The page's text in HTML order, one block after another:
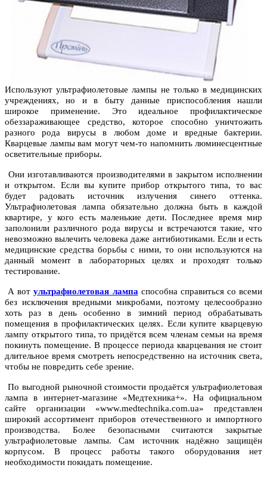
Используют ультрафиолетовые лампы не только в медицинских
учреждениях, но и в быту данные приспособления нашли
широкое применение. Это идеальное профилактическое
обеззараживающее средство, которое способно уничтожить
разного рода вирусы в любом доме и вредные бактерии.
Кварцевые лампы вам могут чем-то напомнить люминесцентные
осветительные приборы.
Они изготавливаются производителями в закрытом исполнении
и открытом. Если вы купите прибор открытого типа, то вас
будет радовать источник излучения синего оттенка.
Ультрафиолетовая лампа обязательно должна быть в каждой
квартире, у кого есть маленькие дети. Последнее время мир
заполонили различного рода вирусы и встречаются такие, что
невозможно вылечить человека даже антибиотиками. Если и есть
медицинские средства борьбы с ними, то они используются на
данный момент в лабораторных целях и проходят только
тестирование.
А вотультрафиолетовая лампаспособна справиться со всеми
без исключения вредными микробами, поэтому целесообразно
хоть раз в день особенно в зимний период обрабатывать
помещения в профилактических целях. Если купите кварцевую
лампу открытого типа, то придётся всем членам семьи на время
покинуть помещение. В процессе периода кварцевания не стоит
длительное время смотреть непосредственно на источник света,
чтобы не повредить себе зрение.
По выгодной рыночной стоимости продаётся ультрафиолетовая
лампа в интернет-магазине «Медтехника+». На официальном
сайте организации «www.medtechnika.com.ua» представлен
широкий ассортимент приборов отечественного и импортного
производства. Более безопасными считаются закрытые
ультрафиолетовые лампы. Сам источник надёжно защищён
корпусом. В процесс работы такого оборудования нет
необходимости покидать помещение.